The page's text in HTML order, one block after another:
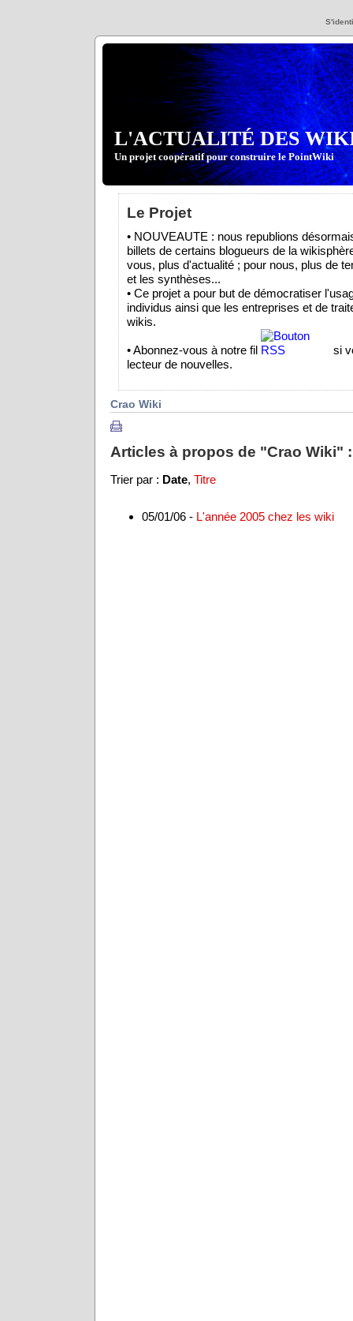
L'ACTUALITÉ DES
Un projet coopératif pour construire le PointWiki
Le Projet
• NOUVEAUTE : nous republions
billets de certains blogueurs de la
vous, plus d'actualité ; pour nous, plus de
et les synthèses...
• Ce projet a pour but de démocratiser
individus ainsi que les entreprises et de
wikis.
• Abonnez-vous à notre fil
si
lecteur de nouvelles.
Crao Wiki
Articles à propos de "Crao Wiki" :
Trier par : Date, Titre
05/01/06 - L'année 2005 chez les wiki